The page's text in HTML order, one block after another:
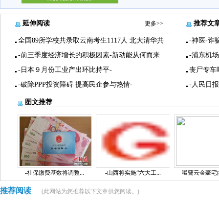
延伸阅读 更多>>
全国89所学校共录取云南考生1117人 北大清华共
-前三季度经济增长的积极因素-新动能从何而来
-日本９月份工业产出环比持平-
-破除PPP投资障碍 提高民企参与热情-
推荐文
-神医-诈
-浦东机
丧尸专车
-人民日
图文推荐
-社保缴费基数将调整... -山西将实施“六大工... 曝曹云金豪宅
推荐阅读 (此网站为您推荐以下文章供您阅读。)